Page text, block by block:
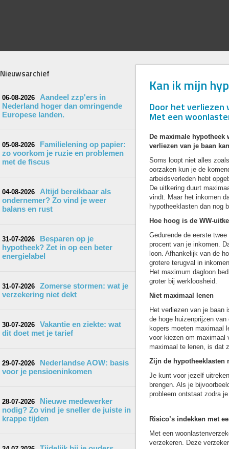
Nieuwsarchief
06-08-2026
Aandeel zzp'ers in
Nederland hoger dan omringende
Europese landen.
05-08-2026
Familielening op papier:
zo voorkom je ruzie en problemen
met de fiscus
04-08-2026
Altijd bereikbaar als
ondernemer? Zo vind je weer
balans en rust
31-07-2026
Besparen op je
hypotheek? Zet in op een beter
energielabel
31-07-2026
Zomerse stormen: wat je
verzekering niet dekt
30-07-2026
Vakantie en ziekte: wat
dit doet met je tarief
29-07-2026
Nederlandse AOW: basis
voor je pensioeninkomen
28-07-2026
Nieuwe medewerker
nodig? Zo vind je sneller de juiste in
krappe tijden
Kan ik mijn
Door het verliezen
Met een
De maximale
verliezen van je baan
Soms loopt niet alles
oorzaken kun je de
arbeidsverleden hebt
De uitkering duurt
vindt. Maar het inkomen
hypotheeklasten dan nog
Hoe hoog is de WW-
Gedurende de eerste
procent van je inkomen.
loon. Afhankelijk van de
grotere terugval in
Het maximum dagloon
groter bij werkloosheid.
Niet maximaal lenen
Het verliezen van je baan
de hoge huizenprijzen
kopers moeten maximaal
voor kiezen om maximaal
maximaal te lenen, is dat
Zijn de hypotheeklasten
Je kunt voor jezelf
brengen. Als je
probleem ontstaat zodra
Risico’s indekken met
Met een
verzekeren. Deze